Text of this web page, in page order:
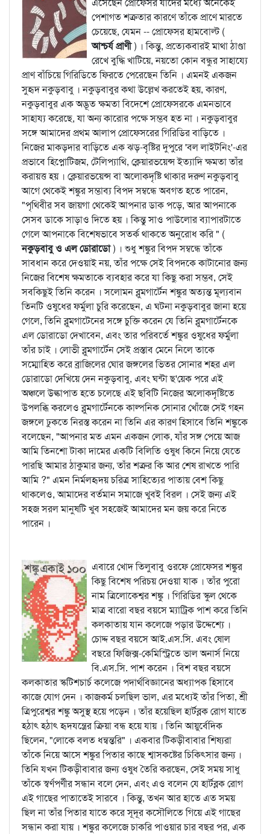
এসেছেন প্রোফেসর যাঁদের মধ্যে অনেকেই
পেশাগত শত্রুতার কারণে তাঁকে প্রাণে মারতে
চেয়েছে, যেমন -- প্রোফেসর হামবোল্ট (
আশ্চর্য প্রাণী) । কিন্তু, প্রত্যেকবারই মাথা ঠাণ্ডা
রেখে বুদ্ধি খাটিয়ে, নয়তো কোন বন্ধুর সাহায্যে
প্রাণ বাঁচিয়ে গিরিডিতে ফিরতে পেরেছেন তিনি । এমনই একজন
সুহৃদ নকুড়বাবু । নকুড়বাবুর কথা উল্লেখ করতেই হয়, কারণ,
নকুড়বাবুর এক অদ্ভূত ক্ষমতা বিদেশে প্রোফেসরকে এমনভাবে
সাহায্য করেছে, যা অন্য কারোর পক্ষে সম্ভব হত না । নকুড়বাবুর
সঙ্গে আমাদের প্রথম আলাপ প্রোফেসরের গিরিডির বাড়িতে ।
নিজের মাকড়দার বাড়িতে এক ঝড়-বৃষ্টির দুপুরে 'বল লাইটনিং'-এর
প্রভাবে হিপ্নোটিজম, টেলিপ্যাথি, ক্লেয়ারভয়েন্স ইত্যাদি ক্ষমতা তাঁর
করায়ত্ত হয় । ক্লেয়ারভয়েন্স বা অলোকদৃষ্টি থাকার দরুণ নকুড়বাবু
আগে থেকেই শঙ্কুর সম্ভাব্য বিপদ সম্বন্ধে অবগত হতে পারেন,
"পৃথিবীর সব জায়গা থেকেই আপনার ডাক পড়ে, আর আপনাকে
সেসব ডাকে সাড়াও দিতে হয় । কিন্তু সাও পাউলোর ব্যাপারটাতে
গেলে আপনাকে বিশেষভাবে সতর্ক থাকতে অনুরোধ করি " (
নকুড়বাবু ও এল ডোরাডো) । শুধু শঙ্কুর বিপদ সম্বন্ধে তাঁকে
সাবধান করে দেওয়াই নয়, তাঁর পক্ষে সেই বিপদকে কাটানোর জন্য
নিজের বিশেষ ক্ষমতাকে ব্যবহার করে যা কিছু করা সম্ভব, সেই
সবকিছুই তিনি করেন । সলোমন ব্লুমগার্টেন শঙ্কুর অত্যন্ত মূল্যবান
তিনটি ওষুধের ফর্মুলা চুরি করেছেন, এ ঘটনা নকুড়বাবুর জানা হয়ে
গেলে, তিনি ব্লুমগাটেনের সঙ্গে চুক্তি করেন যে তিনি ব্লুমগার্টেনকে
এল ডোরাডো দেখাবেন, এবং তার পরিবর্তে শঙ্কুর ওষুধের ফর্মুলা
তাঁর চাই । লোভী ব্লুমগার্টেন সেই প্রস্তাব মেনে নিলে তাকে
সম্মোহিত করে ব্রাজিলের ঘোর জঙ্গলের ভিতর সোনার শহর এল
ডোরাডো দেখিয়ে দেন নকুড়বাবু, এবং ঘন্টা ছ'য়েক পরে এই
অঞ্চলে উল্কাপাত হতে চলেছে এই ছবিটি নিজের অলোকদৃষ্টিতে
উপলব্ধি করলেও ব্লুমগার্টেনকে কাল্পনিক সোনার খোঁজে সেই গহন
জঙ্গলে ঢুকতে নিরস্ত করেন না তিনি এর কারণ হিসাবে তিনি শঙ্কুকে
বলেছেন, "আপনার মত এমন একজন লোক, যাঁর সঙ্গ পেয়ে আজ
আমি তিনশো টাকা দামের একটি বিলিতি ওষুধ কিনে নিয়ে যেতে
পারছি আমার ঠাকুমার জন্য, তাঁর শত্রুর কি আর শেষ রাখতে পারি
আমি ?" এমন নির্মলহৃদয় চরিত্র সাহিত্যের পাতায় বেশ কিছু
থাকলেও, আমাদের বর্তমান সমাজে খুবই বিরল । সেই জন্য এই
সহজ সরল মানুষটি খুব সহজেই আমাদের মন জয় করে নিতে
পারেন ।
এবারে খোদ তিলুবাবু ওরফে প্রোফেসর শঙ্কুর
কিছু বিশেষ পরিচয় দেওয়া যাক । তাঁর পুরো
নাম ত্রিলোকেশ্বর শঙ্কু । গিরিডির স্কুল থেকে
মাত্র বারো বছর বয়সে ম্যাট্রিক পাশ করে তিনি
কলকাতায় যান কলেজে পড়ার উদ্দেশ্যে ।
চোদ্দ বছর বয়সে আই.এস.সি. এবং ষোল
বছরে ফিজিক্স-কেমিস্ট্রিতে ভাল অনার্স নিয়ে
বি.এস.সি. পাশ করেন । বিশ বছর বয়সে
কলকাতার স্কটিশচার্চ কলেজে পদার্থবিজ্ঞানের অধ্যাপক হিসাবে
কাজে যোগ দেন । কাজকর্ম চলছিল ভাল, এর মধ্যেই তাঁর পিতা, শ্রী
ত্রিপুরেশ্বর শঙ্কু অসুস্থ হয়ে পড়েন । তাঁর হয়েছিল হার্টব্লক রোগ যাতে
হঠাৎ হঠাৎ হৃদযন্ত্রের ক্রিয়া বন্ধ হয়ে যায় । তিনি আয়ুর্বেদিক
ছিলেন, "লোকে বলত ধন্বন্তরি" । একবার টিকড়ীবাবার শিষ্যরা
তাঁকে নিয়ে আসে শঙ্কুর পিতার কাছে শ্বাসকষ্টের চিকিত্সার জন্য ।
তিনি যখন টিকড়ীবাবার জন্য ওষুধ তৈরি করছেন, সেই সময় সাধু
তাঁকে স্বর্ণপর্ণীর সন্ধান বলে দেন, এবং এও বলেন যে হার্টব্লক রোগ
এই গাছের পাতাতেই সারবে । কিন্তু, তখন আর হাতে এত সময়
ছিল না তাঁর পিতার যাতে করে সূদূর কসৌলিতে গিয়ে এই গাছের
সন্ধান করা যায় । শঙ্কুর কলেজে চাকরি পাওয়ার চার বছর পর, এক